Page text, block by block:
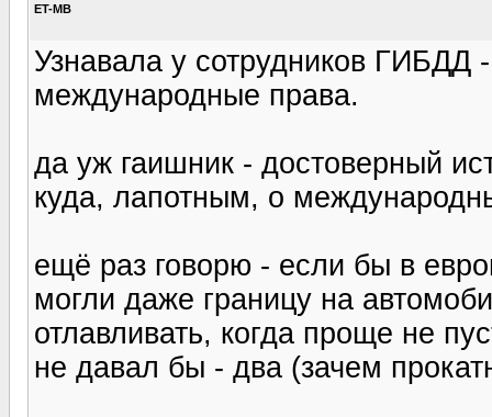
ET-MB
Узнавала у сотрудников ГИБДД
международные права.
да уж гаишник - достоверный
куда, лапотным, о
ещё раз говорю - если бы в
могли даже границу на
отлавливать, когда проще не
не давал бы - два (зачем